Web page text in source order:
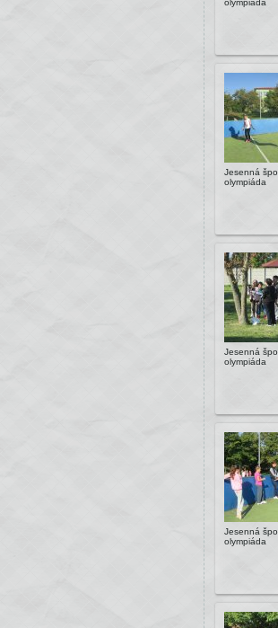
olympiáda
Jesenná
olympiáda
Jesenná
olympiáda
Jesenná
olympiáda